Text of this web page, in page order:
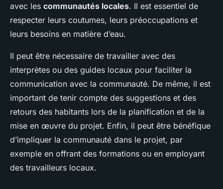
avec les communautés locales. Il est essentiel de
respecter leurs coutumes, leurs préoccupations et
leurs besoins en matière d’eau.
Il peut être nécessaire de travailler avec des
interprètes ou des guides locaux pour faciliter la
communication avec la communauté. De même, il est
important de tenir compte des suggestions et des
retours des habitants lors de la planification et de la
mise en œuvre du projet. Enfin, il peut être bénéfique
d’impliquer la communauté dans le projet, par
exemple en offrant des formations ou en employant
des travailleurs locaux.